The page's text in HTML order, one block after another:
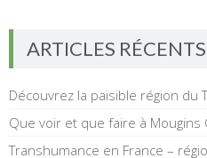
ARTICLES RÉCENTS
Découvrez la paisible région du
Que voir et que faire à Mougins
Transhumance en France –